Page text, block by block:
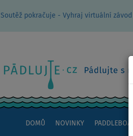
Soutěž pokračuje - Vyhraj virtuální závod
DOMŮ NOVINKY